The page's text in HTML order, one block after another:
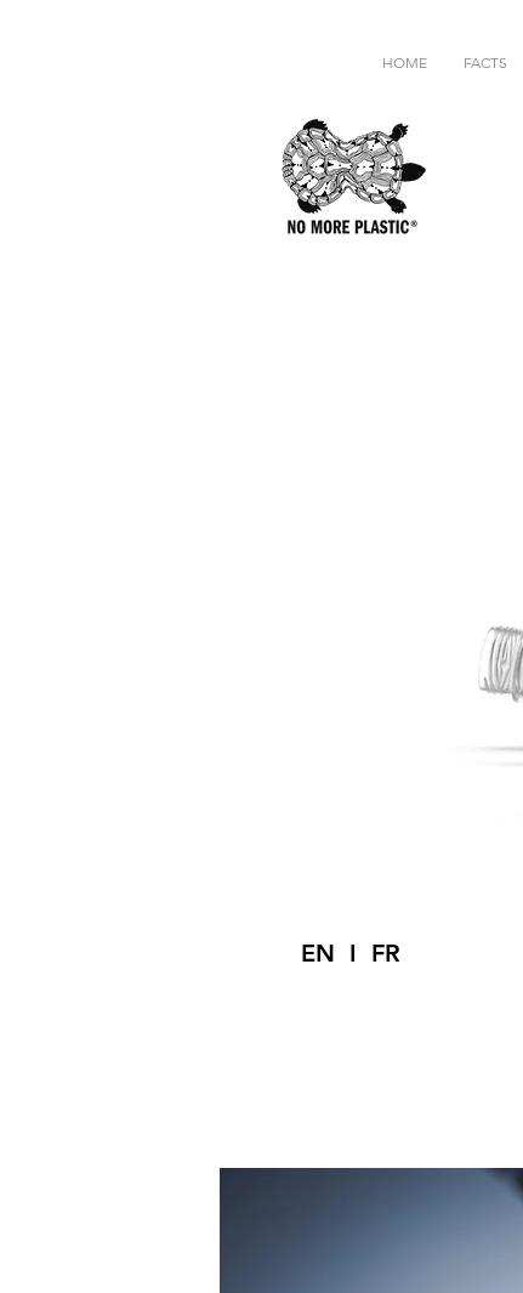
HOME FACTS
EN I FR